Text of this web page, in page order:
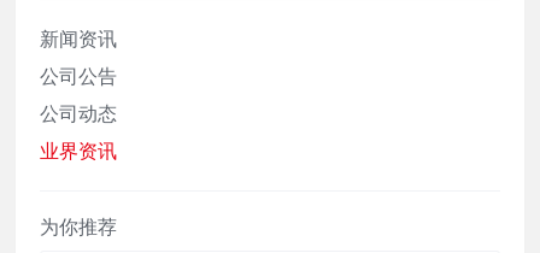
新闻资讯
公司公告
公司动态
业界资讯
为你推荐